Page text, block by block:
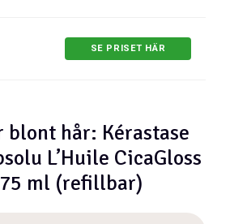
SE PRISET HÄR
blont hår: Kérastase
L’Huile CicaGloss
ml (refillbar)